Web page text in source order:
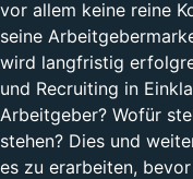
vor allem keine reine
seine
wird langfristig
und Recruiting in
Arbeitgeber? Wofür
stehen? Dies und
es zu erarbeiten,